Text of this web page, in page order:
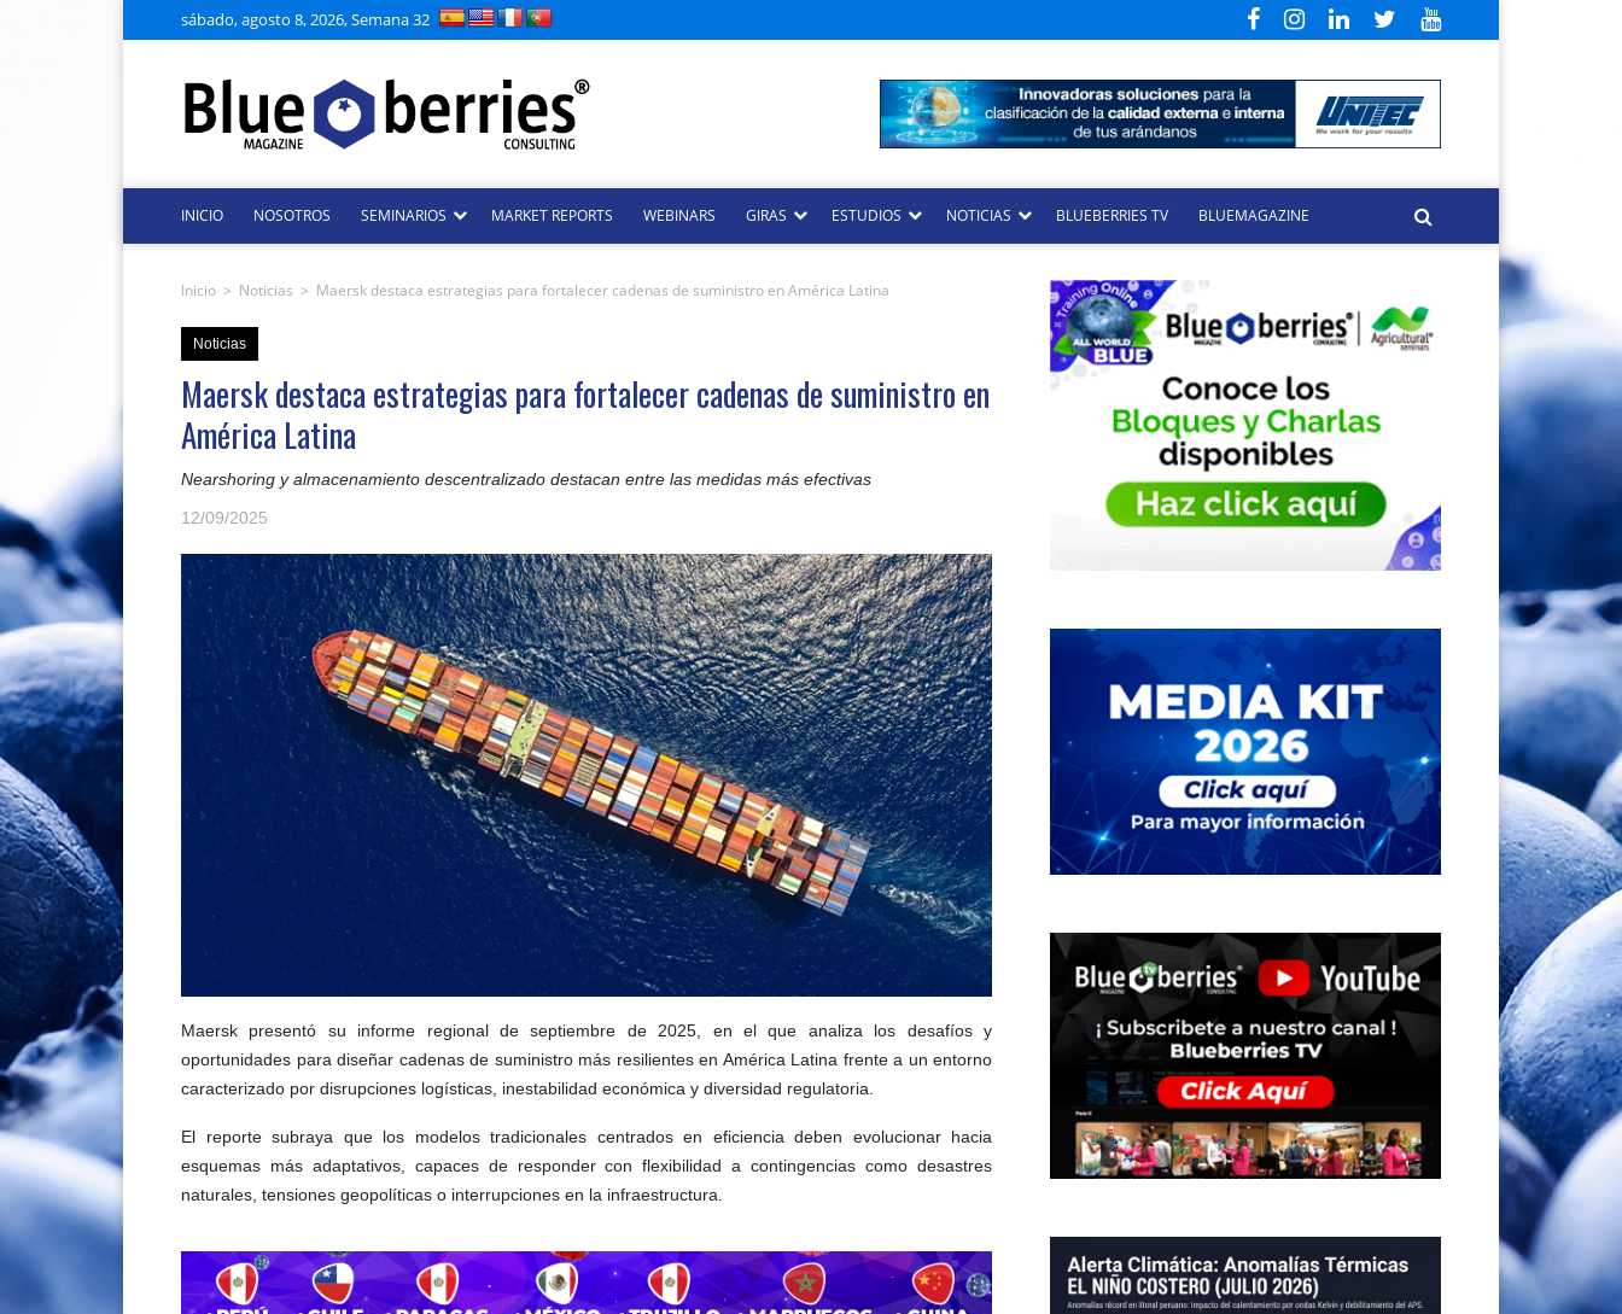
sábado, agosto 8, 2026, Semana 32
INICIO NOSOTROS SEMINARIOS MARKET REPORTS WEBINARS GIRAS ESTUDIOS NOTICIAS BLUEBERRIES TV BLUEMAGAZINE
Inicio > Noticias > Maersk destaca estrategias para fortalecer cadenas de suministro en América Latina
Noticias
Maersk destaca estrategias para fortalecer cadenas de suministro en
América Latina
Nearshoring y almacenamiento descentralizado destacan entre las medidas más efectivas
12/09/2025
Maersk presentó su informe regional de septiembre de 2025, en el que analiza los desafíos y
oportunidades para diseñar cadenas de suministro más resilientes en América Latina frente a un entorno
caracterizado por disrupciones logísticas, inestabilidad económica y diversidad regulatoria.
El reporte subraya que los modelos tradicionales centrados en eficiencia deben evolucionar hacia
esquemas más adaptativos, capaces de responder con flexibilidad a contingencias como desastres
naturales, tensiones geopolíticas o interrupciones en la infraestructura.